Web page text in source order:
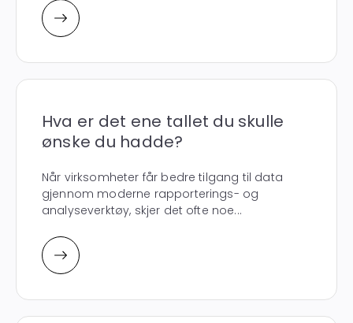
Hva er det ene tallet du skulle
ønske du hadde?
Når virksomheter får bedre tilgang til data
gjennom moderne rapporterings- og
analyseverktøy, skjer det ofte noe...